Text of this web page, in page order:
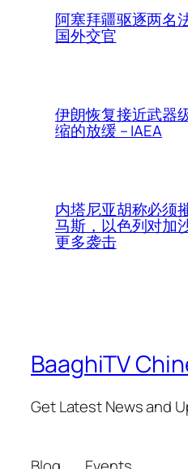
阿塞拜疆驱逐两名
国外交官
伊朗恢复接近武器
缩的放缓 – IAEA
内塔尼亚胡称必须
马斯，以色列对加
更多袭击
BaaghiTV
Get Latest News and